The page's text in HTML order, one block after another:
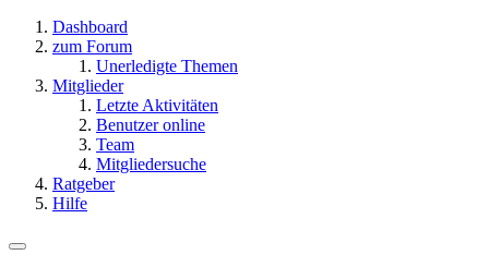
Dashboard
zum Forum
Unerledigte Themen
Mitglieder
Letzte Aktivitäten
Benutzer online
Team
Mitgliedersuche
Ratgeber
Hilfe